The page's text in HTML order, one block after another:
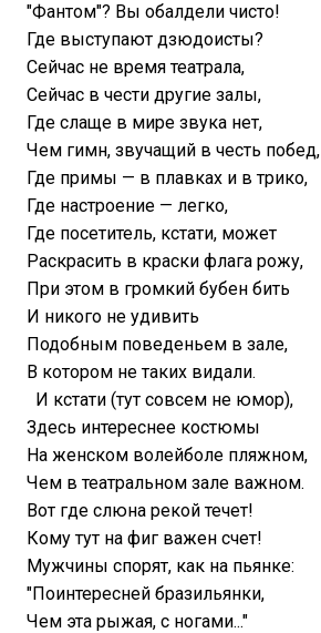
"Фантом"? Вы обалдели чисто!
Где выступают дзюдоисты?
Сейчас не время театрала,
Сейчас в чести другие залы,
Где слаще в мире звука нет,
Чем гимн, звучащий в честь побед,
Где примы — в плавках и в трико,
Где настроение — легко,
Где посетитель, кстати, может
Раскрасить в краски флага рожу,
При этом в громкий бубен бить
И никого не удивить
Подобным поведеньем в зале,
В котором не таких видали.
И кстати (тут совсем не юмор),
Здесь интереснее костюмы
На женском волейболе пляжном,
Чем в театральном зале важном.
Вот где слюна рекой течет!
Кому тут на фиг важен счет!
Мужчины спорят, как на пьянке:
"Поинтересней бразильянки,
Чем эта рыжая, с ногами..."